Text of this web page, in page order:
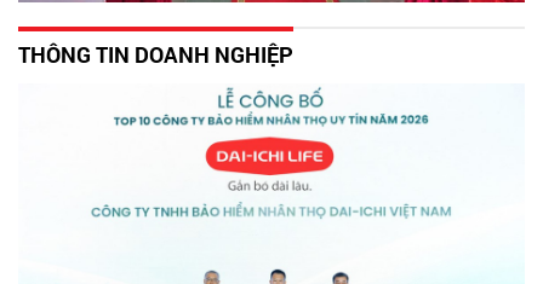
THÔNG TIN DOANH NGHIỆP